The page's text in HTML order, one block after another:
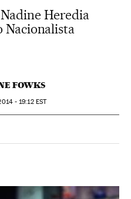
Heredia
Nacionalista
FOWKS
- 19:12EST
Sociales